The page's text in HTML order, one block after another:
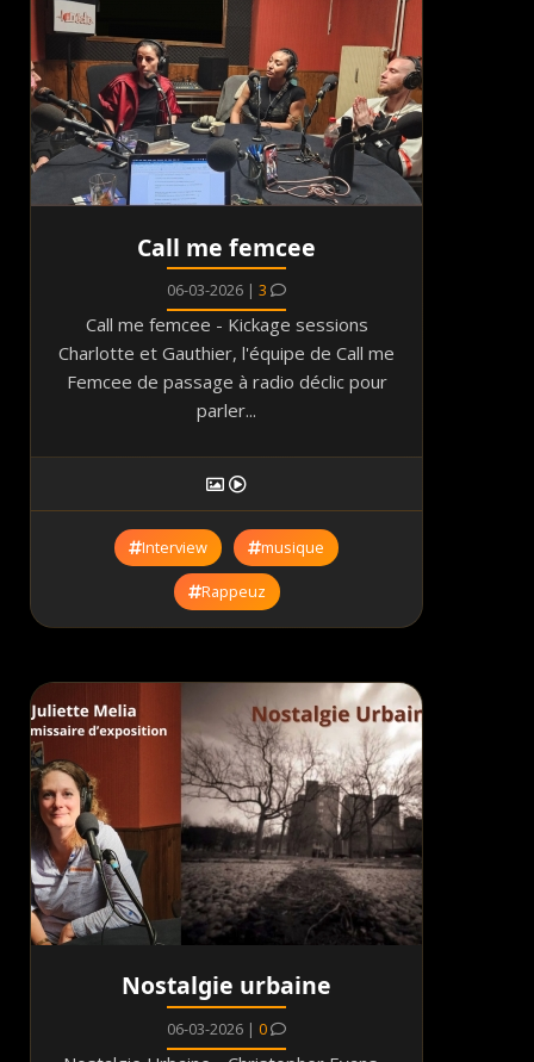
Call me femcee
06-03-2026 | 3
Call me femcee - Kickage sessions
Charlotte et Gauthier, l'équipe de Call me
Femcee de passage à radio déclic pour
parler...
Interview musique
Rappeuz
Nostalgie urbaine
06-03-2026 | 0